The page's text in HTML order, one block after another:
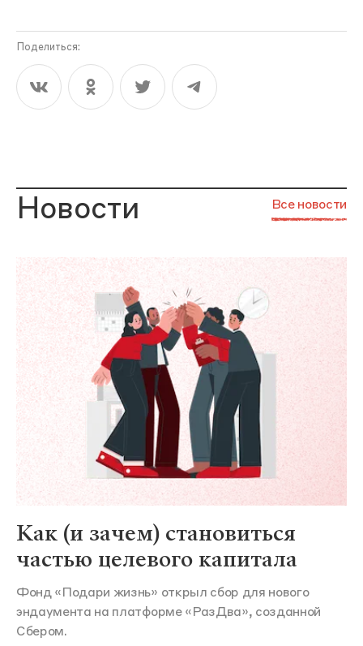
Поделиться:
Новости Все новости
Как (и зачем) становиться
частью целевого капитала
Фонд «Подари жизнь» открыл сбор для нового
эндаумента на платформе «РазДва», созданной
Сбером.